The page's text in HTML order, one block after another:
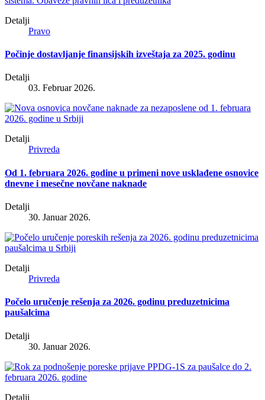
Detalji
Pravo
Počinje dostavljanje finansijskih izveštaja za 2025. godinu
Detalji
03. Februar 2026.
Detalji
Privreda
Od 1. februara 2026. godine u primeni nove usklađene osnovice
dnevne i mesečne novčane naknade
Detalji
30. Januar 2026.
Detalji
Privreda
Počelo uručenje rešenja za 2026. godinu preduzetnicima
paušalcima
Detalji
30. Januar 2026.
Detalji